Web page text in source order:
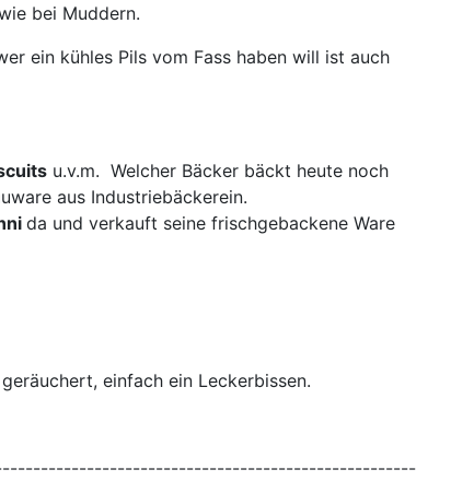
bei Muddern.
ein kühles Pils vom Fass haben will ist auch
u.v.m. Welcher Bäcker bäckt heute noch
aus Industriebäckerein.
da und verkauft seine frischgebackene Ware
einfach ein Leckerbissen.